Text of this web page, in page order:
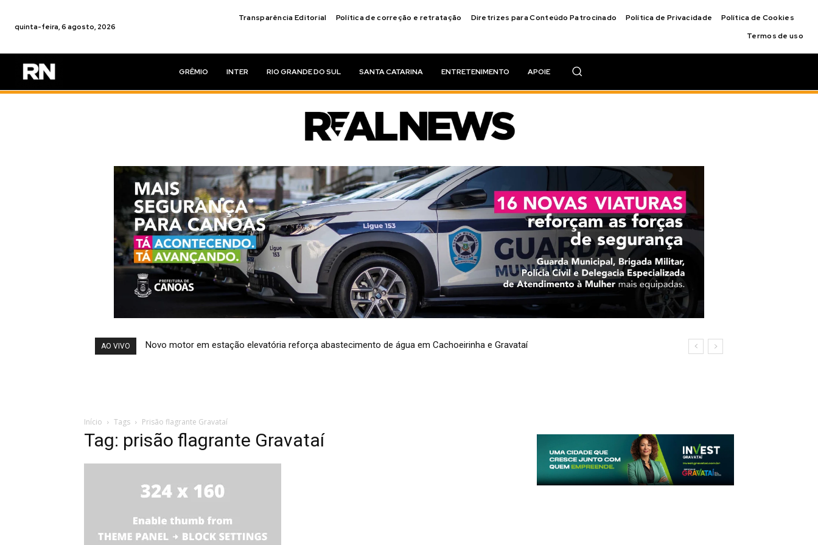
quinta-feira, 6 agosto, 2026
Transparência Editorial Política de correção e retratação Diretrizes para Conteúdo Patrocinado Política de Privacidade
Política de Cookies
Termos de uso
GRÊMIO INTER RIO GRANDE DO SUL SANTA CATARINA ENTRETENIMENTO APOIE
AO VIVO Novo motor em estação elevatória reforça abastecimento de água em Cachoeirinha e Gravataí
Início Tags Prisão flagrante Gravataí
Tag: prisão flagrante Gravataí